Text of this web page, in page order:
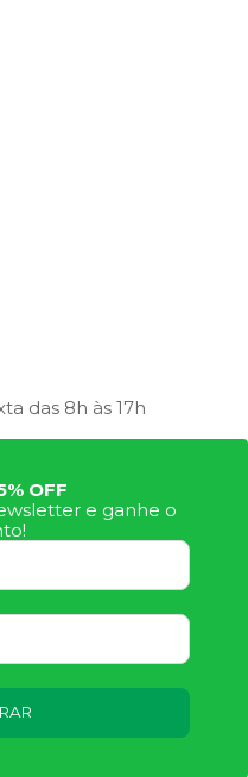
das 8h às 17h
OFF
e ganhe o